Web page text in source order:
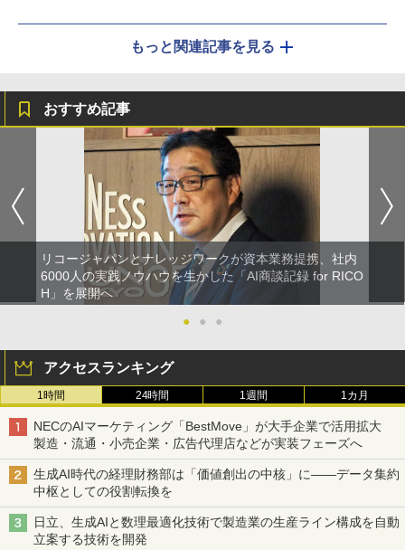
もっと関連記事を見る
おすすめ記事
リコージャパンとナレッジワークが資本業務提携、社内
6000人の実践ノウハウを生かした「AI商談記録 for RICO
H」を展開へ
●
● ●
アクセスランキング
1時間 24時間 1週間 1カ月
NECのAIマーケティング「BestMove」が大手企業で活用拡大
製造・流通・小売企業・広告代理店などが実装フェーズへ
生成AI時代の経理財務部は「価値創出の中核」に――データ集約
中枢としての役割転換を
日立、生成AIと数理最適化技術で製造業の生産ライン構成を自動
立案する技術を開発